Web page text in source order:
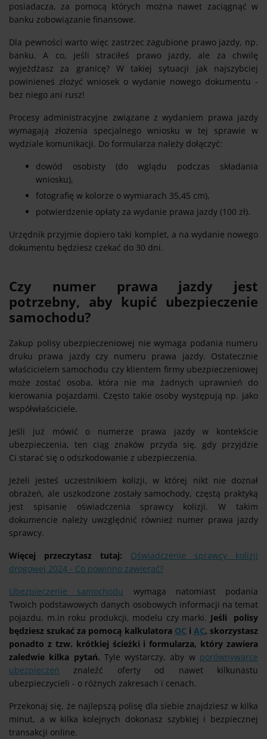
posiadacza, za pomocą których można nawet zaciągnąć w
banku zobowiązanie finansowe.
Dla pewności warto więc zastrzec zagubione prawo jazdy, np.
banku. A co, jeśli straciłeś prawo jazdy, ale za chwilę
wyjeżdżasz za granicę? W takiej sytuacji jak najszybciej
powinieneś złożyć wniosek o wydanie nowego dokumentu -
bez niego ani rusz!
Procesy administracyjne związane z wydaniem prawa jazdy
wymagają złożenia specjalnego wniosku w tej sprawie w
wydziale komunikacji. Do formularza należy dołączyć:
dowód osobisty (do wglądu podczas składania
wniosku),
fotografię w kolorze o wymiarach 35,45 cm),
potwierdzenie opłaty za wydanie prawa jazdy (100 zł).
Urzędnik przyjmie dopiero taki komplet, a na wydanie nowego
dokumentu będziesz czekać do 30 dni.
Czy numer prawa jazdy jest
potrzebny, aby kupić ubezpieczenie
samochodu?
Zakup polisy ubezpieczeniowej nie wymaga podania numeru
druku prawa jazdy czy numeru prawa jazdy. Ostatecznie
właścicielem samochodu czy klientem firmy ubezpieczeniowej
może zostać osoba, która nie ma żadnych uprawnień do
kierowania pojazdami. Często takie osoby występują np. jako
współwłaściciele.
Jeśli już mówić o numerze prawa jazdy w kontekście
ubezpieczenia, ten ciąg znaków przyda się, gdy przyjdzie
Ci starać się o odszkodowanie z ubezpieczenia.
Jeżeli jesteś uczestnikiem kolizji, w której nikt nie doznał
obrażeń, ale uszkodzone zostały samochody, częstą praktyką
jest spisanie oświadczenia sprawcy kolizji. W takim
dokumencie należy uwzględnić również numer prawa jazdy
sprawcy.
Więcej przeczytasz tutaj: Oświadczenie sprawcy kolizji
drogowej 2024 - Co powinno zawierać?
Ubezpieczenie samochodu
wymaga natomiast podania
Twoich podstawowych danych osobowych informacji na temat
pojazdu, m.in roku produkcji, modelu czy marki. Jeśli polisy
będziesz szukać za pomocą kalkulatora OC i AC, skorzystasz
ponadto z tzw. krótkiej ścieżki i formularza, który zawiera
zaledwie kilka pytań. Tyle wystarczy, aby w porównywarce
ubezpieczeń znaleźć oferty od nawet kilkunastu
ubezpieczycieli - o różnych zakresach i cenach.
Przekonaj się, że najlepszą polisę dla siebie znajdziesz w kilka
minut, a w kilka kolejnych dokonasz szybkiej i bezpiecznej
transakcji online.